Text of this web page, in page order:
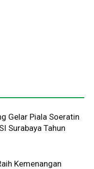
Gelar Piala Soeratin
Surabaya Tahun
Kemenangan